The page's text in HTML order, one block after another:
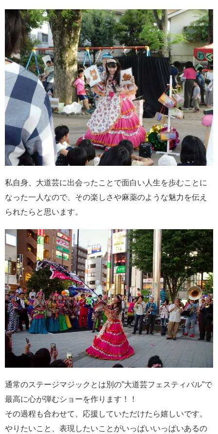
私自身、大道芸に出会ったことで面白い人生を歩むことに
なった一人なので、その楽しさや麻薬のような魅力を伝え
られたらと思います。
通常のステージマジックとは別の”大道芸フェスティバル”で
最高に心が弾むショーを作ります！！
その過程も合わせて、応援していただけたら嬉しいです。
やりたいこと、表現したいことがいっぱいいっぱいあるの